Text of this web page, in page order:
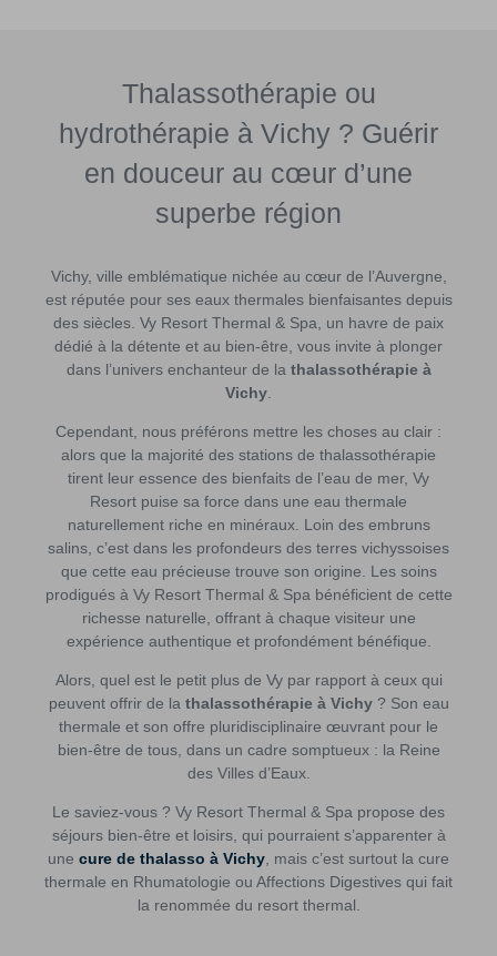
Thalassothérapie ou
hydrothérapie à Vichy ? Guérir
en douceur au cœur d’une
superbe région
Vichy, ville emblématique nichée au cœur de l’Auvergne,
est réputée pour ses eaux thermales bienfaisantes depuis
des siècles. Vy Resort Thermal & Spa, un havre de paix
dédié à la détente et au bien-être, vous invite à plonger
dans l’univers enchanteur de la thalassothérapie à
Vichy
Cependant, nous préférons mettre les choses au clair :
alors que la majorité des stations de thalassothérapie
tirent leur essence des bienfaits de l’eau de mer, Vy
Resort puise sa force dans une eau thermale
naturellement riche en minéraux. Loin des embruns
salins, c’est dans les profondeurs des terres vichyssoises
que cette eau précieuse trouve son origine. Les soins
prodigués à Vy Resort Thermal & Spa bénéficient de cette
richesse naturelle, offrant à chaque visiteur une
expérience authentique et profondément bénéfique.
Alors, quel est le petit plus de Vy par rapport à ceux qui
peuvent offrir de la thalassothérapie à Vichy? Son eau
thermale et son offre pluridisciplinaire œuvrant pour le
bien-être de tous, dans un cadre somptueux : la Reine
des Villes d’Eaux.
Le saviez-vous ? Vy Resort Thermal & Spa propose des
séjours bien-être et loisirs, qui pourraient s’apparenter à
une cure de thalasso à Vichy , mais c’est surtout la cure
thermale en Rhumatologie ou Affections Digestives qui fait
la renommée du resort thermal.